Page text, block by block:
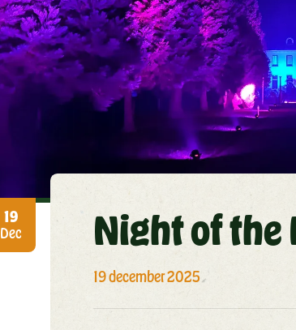
19
Dec Night of the
19 december 2025